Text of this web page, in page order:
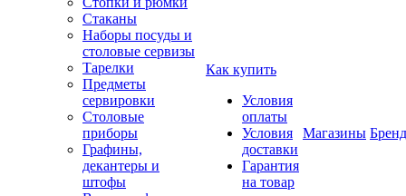
Стаканы
Наборы посуды и
столовые сервизы
Тарелки
Предметы
сервировки
Столовые
приборы
Графины,
декантеры и
штофы
Как купить
Условия
оплаты
Условия
доставки
Гарантия
на товар
Магазины